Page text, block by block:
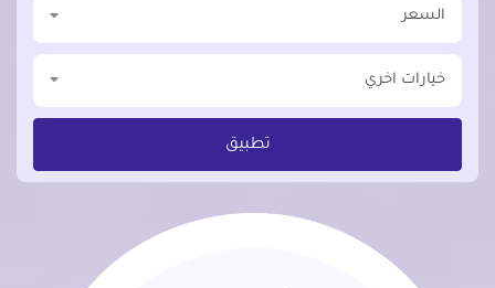
السعر
خيارات اخري
تطبيق